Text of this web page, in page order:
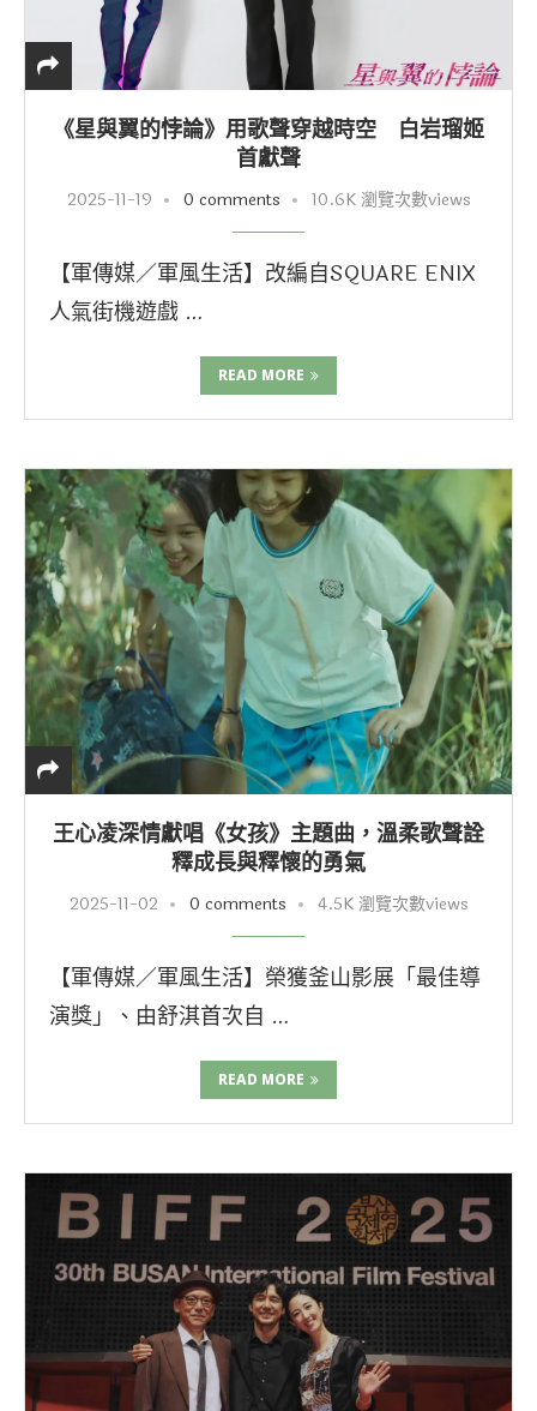
《星與翼的悖論》用歌聲穿越時空 白岩瑠姬
首獻聲
2025-11-19 0 comments 10.6K 瀏覽次數views
【軍傳媒／軍風生活】改編自SQUARE ENIX
人氣街機遊戲 …
READ MORE
王心凌深情獻唱《女孩》主題曲，溫柔歌聲詮
釋成長與釋懷的勇氣
2025-11-02 0 comments 4.5K 瀏覽次數views
【軍傳媒／軍風生活】榮獲釜山影展「最佳導
演獎」、由舒淇首次自 …
READ MORE